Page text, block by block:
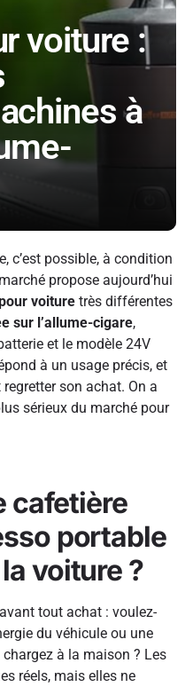
voiture :
à
c’est possible, à condition
propose aujourd’hui
voiture très différentes
sur l’allume-cigare,
et le modèle 24V
à un usage précis, et
son achat. On a
sérieux du marché pour
cafetière
portable
voiture ?
tout achat : voulez-
du véhicule ou une
à la maison ? Les
réels, mais elles ne